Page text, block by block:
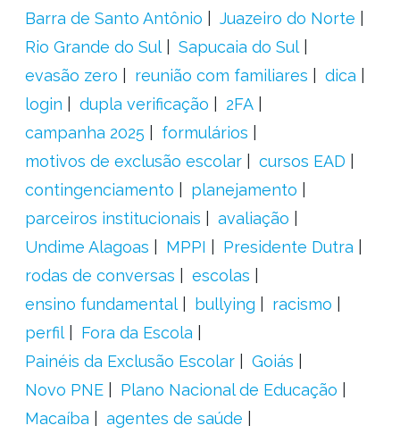
Barra de Santo Antônio
Juazeiro do Norte
Rio Grande do Sul
Sapucaia do Sul
evasão zero
reunião com familiares
dica
login
dupla verificação
2FA
campanha 2025
formulários
motivos de exclusão escolar
cursos EAD
contingenciamento
planejamento
parceiros institucionais
avaliação
Undime Alagoas
MPPI
Presidente Dutra
rodas de conversas
escolas
ensino fundamental
bullying
racismo
perfil
Fora da Escola
Painéis da Exclusão Escolar
Goiás
Novo PNE
Plano Nacional de Educação
Macaíba
agentes de saúde